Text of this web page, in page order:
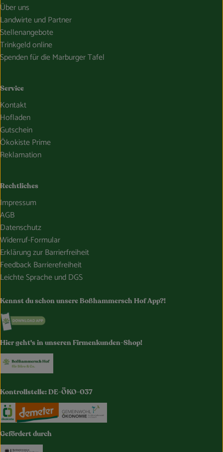
Über uns
Landwirte und Partner
Stellenangebote
Trinkgeld online
Spenden für die Marburger Tafel
Service
Kontakt
Hofladen
Gutschein
Ökokiste Prime
Reklamation
Rechtliches
Impressum
AGB
Datenschutz
Widerruf-Formular
Erklärung zur Barrierfreiheit
Feedback Barrierefreiheit
Leichte Sprache und DGS
Kennst du schon unsere Boßhammersch Hof App?!
Externer Link zu https://www.bosshammersch-
Hier geht's in unseren Firmenkunden-Shop!
Kontrollstelle: DE-ÖKO-037
Externer Link zu https://www.oekokiste.de/
Externer Link zu https://www.demeter.de/
Gefördert durch